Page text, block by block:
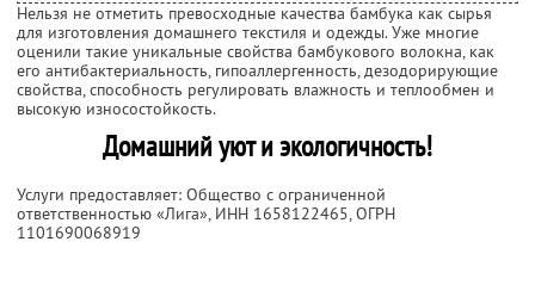
Нельзя не отметить превосходные качества бамбука как сырья
для изготовления домашнего текстиля и одежды. Уже многие
оценили такие уникальные свойства бамбукового волокна, как
его антибактериальность, гипоаллергенность, дезодорирующие
свойства, способность регулировать влажность и теплообмен и
высокую износостойкость.
Домашний уют и экологичность!
Услуги предоставляет: Общество с ограниченной
ответственностью «Лига», ИНН 1658122465, ОГРН
1101690068919